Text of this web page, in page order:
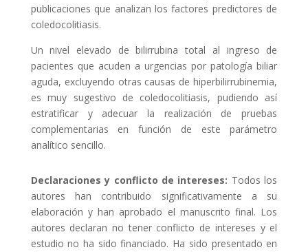
publicaciones que analizan los factores predictores de
coledocolitiasis.
Un nivel elevado de bilirrubina total al ingreso de
pacientes que acuden a urgencias por patología biliar
aguda, excluyendo otras causas de hiperbilirrubinemia,
es muy sugestivo de coledocolitiasis, pudiendo así
estratificar y adecuar la realización de pruebas
complementarias en función de este parámetro
analítico sencillo.
Declaraciones y conflicto de intereses: Todos los
autores han contribuido significativamente a su
elaboración y han aprobado el manuscrito final. Los
autores declaran no tener conflicto de intereses y el
estudio no ha sido financiado. Ha sido presentado en